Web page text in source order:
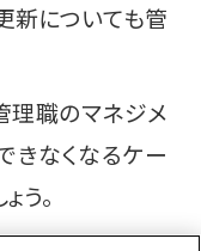
新についても管
理職のマネジメ
きなくなるケー
う。